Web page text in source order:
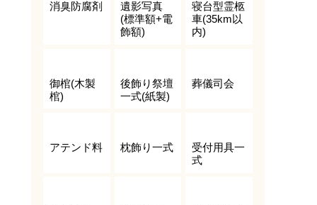
消臭防腐剤
遺影写真
(標準額+電
飾額)
寝台型霊柩
車(35km以
内)
御棺(木製
棺)
後飾り祭壇
一式(紙製)
葬儀司会
アテンド料 枕飾り一式
受付用具一
式